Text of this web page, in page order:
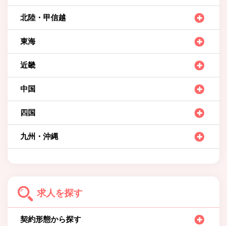
北陸・甲信越
東海
近畿
中国
四国
九州・沖縄
求人を探す
契約形態から探す